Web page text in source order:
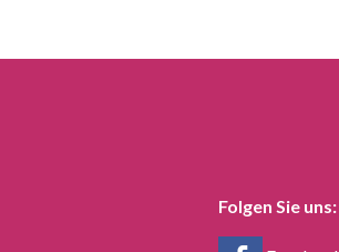
Folgen Sie uns: